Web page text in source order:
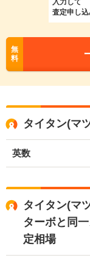
査定申し
無
料
タイタン(マ
英数
タイタン(マ
ターボと同
定相場